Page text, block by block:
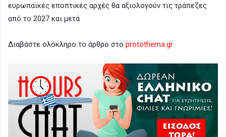
ευρωπαϊκές εποπτικές αρχές θα αξιολογούν τις τράπεζες
από το 2027 και μετά
Διαβάστε ολόκληρο το άρθρο στο protothema.gr